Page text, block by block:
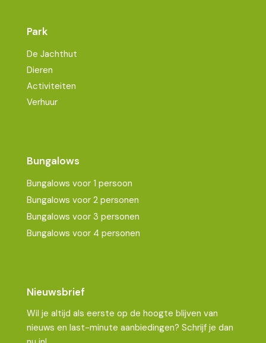
Park
De Jachthut
Dieren
Activiteiten
Verhuur
Bungalows
Bungalows voor 1 persoon
Bungalows voor 2 personen
Bungalows voor 3 personen
Bungalows voor 4 personen
Nieuwsbrief
Wil je altijd als eerste op de hoogte blijven van
nieuws en last-minute aanbiedingen? Schrijf je dan